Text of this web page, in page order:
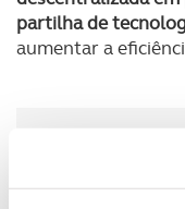
partilha de
aumentar a
Receba as